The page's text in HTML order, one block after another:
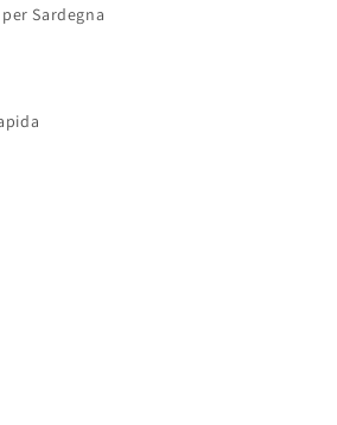
Sardegna